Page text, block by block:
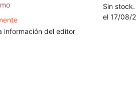
información del editor
Sin
el 17/08/